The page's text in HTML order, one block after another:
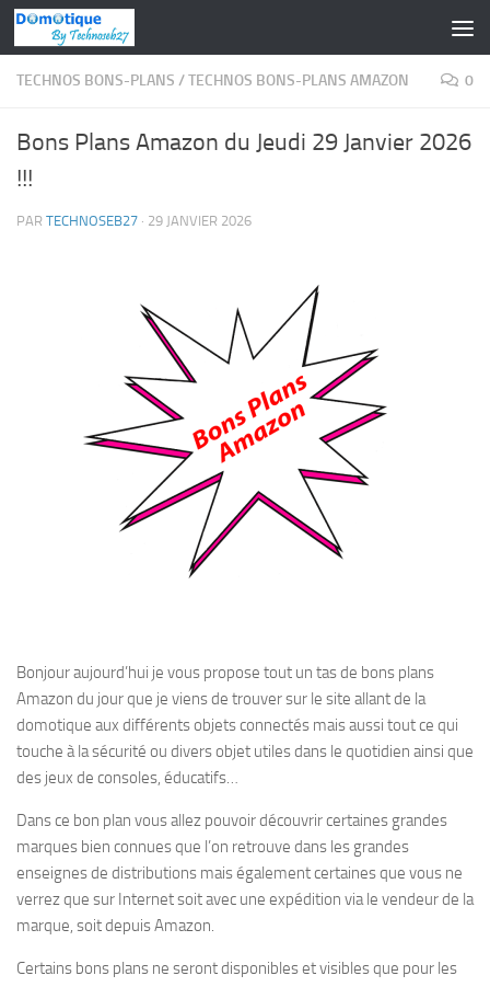
Skip to content
TECHNOS BONS-PLANS /TECHNOS BONS-PLANS AMAZON 0
Bons Plans Amazon du Jeudi 29 Janvier 2026
!!!
PAR TECHNOSEB27 · 29 JANVIER 2026
Bonjour aujourd’hui je vous propose tout un tas de bons plans
Amazon du jour que je viens de trouver sur le site allant de la
domotique aux différents objets connectés mais aussi tout ce qui
touche à la sécurité ou divers objet utiles dans le quotidien ainsi que
des jeux de consoles, éducatifs…
Dans ce bon plan vous allez pouvoir découvrir certaines grandes
marques bien connues que l’on retrouve dans les grandes
enseignes de distributions mais également certaines que vous ne
verrez que sur Internet soit avec une expédition via le vendeur de la
marque, soit depuis Amazon.
Certains bons plans ne seront disponibles et visibles que pour les